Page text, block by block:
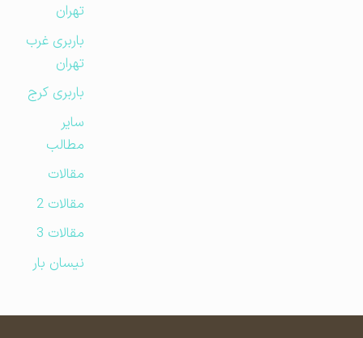
تهران
باربری غرب
تهران
باربری کرج
مطالب
مقالات
مقالات 2
مقالات 3
نیسان بار